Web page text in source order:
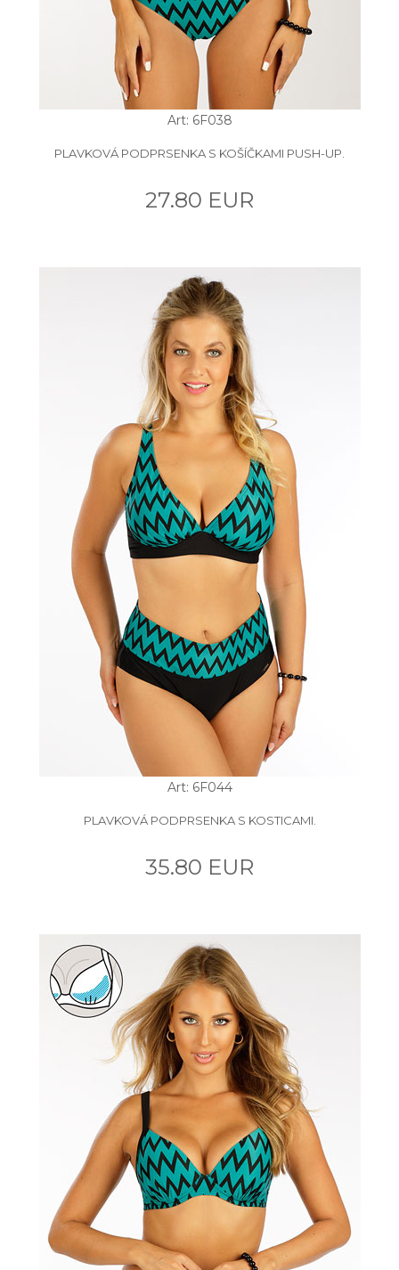
Art: 6F038
PLAVKOVÁ PODPRSENKA S KOŠÍČKAMI PUSH-UP.
27.80 EUR
Art: 6F044
PLAVKOVÁ PODPRSENKA S KOSTICAMI.
35.80 EUR